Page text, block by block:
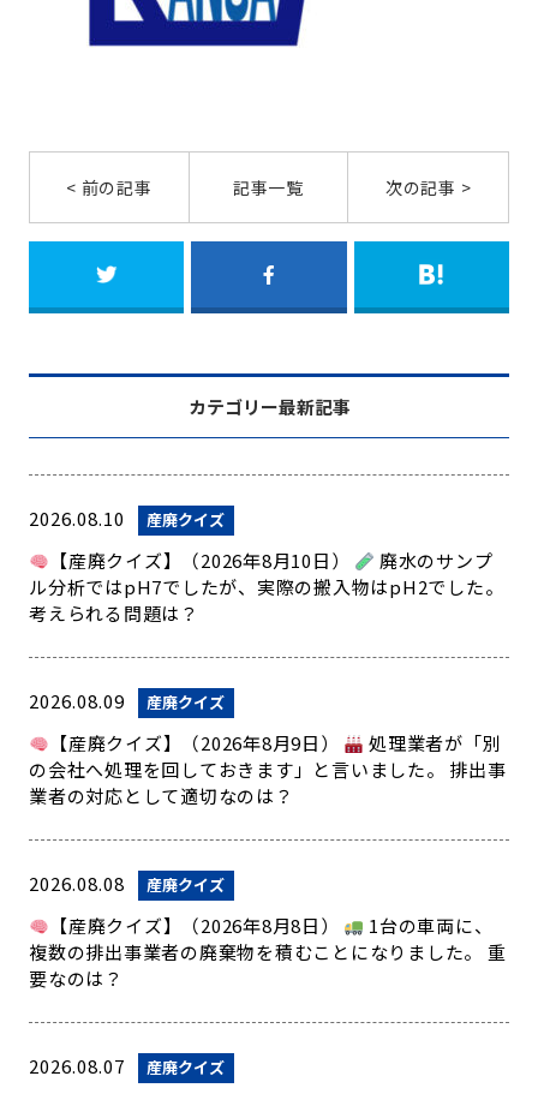
< 前の記事 記事一覧 次の記事 >
カテゴリー最新記事
2026.08.10 産廃クイズ
【産廃クイズ】（2026年8月10日）
廃水のサンプ
ル分析ではpH7でしたが、実際の搬入物はpH2でした。
考えられる問題は？
2026.08.09 産廃クイズ
【産廃クイズ】（2026年8月9日）
処理業者が「別
の会社へ処理を回しておきます」と言いました。 排出事
業者の対応として適切なのは？
2026.08.08 産廃クイズ
【産廃クイズ】（2026年8月8日）
1台の車両に、
複数の排出事業者の廃棄物を積むことになりました。 重
要なのは？
2026.08.07 産廃クイズ